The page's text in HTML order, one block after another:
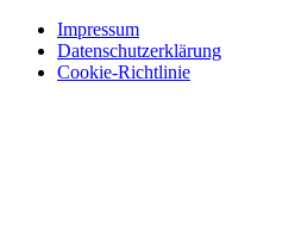
Impressum
Datenschutzerklärung
Cookie-Richtlinie